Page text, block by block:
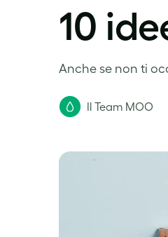
10
Anche se non ti
Il Team MOO